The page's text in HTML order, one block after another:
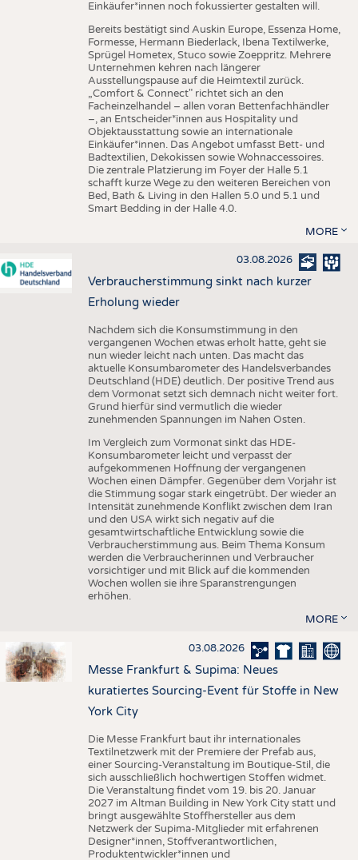
Einkäufer*innen noch fokussierter gestalten will.
Bereits bestätigt sind Auskin Europe, Essenza Home,
Formesse, Hermann Biederlack, Ibena Textilwerke,
Sprügel Hometex, Stuco sowie Zoeppritz. Mehrere
Unternehmen kehren nach längerer
Ausstellungspause auf die Heimtextil zurück.
„Comfort & Connect" richtet sich an den
Facheinzelhandel – allen voran Bettenfachhändler
–, an Entscheider*innen aus Hospitality und
Objektausstattung sowie an internationale
Einkäufer*innen. Das Angebot umfasst Bett- und
Badtextilien, Dekokissen sowie Wohnaccessoires.
Die zentrale Platzierung im Foyer der Halle 5.1
schafft kurze Wege zu den weiteren Bereichen von
Bed, Bath & Living in den Hallen 5.0 und 5.1 und
Smart Bedding in der Halle 4.0.
MORE
03.08.2026
Verbraucherstimmung sinkt nach kurzer
Erholung wieder
Nachdem sich die Konsumstimmung in den
vergangenen Wochen etwas erholt hatte, geht sie
nun wieder leicht nach unten. Das macht das
aktuelle Konsumbarometer des Handelsverbandes
Deutschland (HDE) deutlich. Der positive Trend aus
dem Vormonat setzt sich demnach nicht weiter fort.
Grund hierfür sind vermutlich die wieder
zunehmenden Spannungen im Nahen Osten.
Im Vergleich zum Vormonat sinkt das HDE-
Konsumbarometer leicht und verpasst der
aufgekommenen Hoffnung der vergangenen
Wochen einen Dämpfer. Gegenüber dem Vorjahr ist
die Stimmung sogar stark eingetrübt. Der wieder an
Intensität zunehmende Konflikt zwischen dem Iran
und den USA wirkt sich negativ auf die
gesamtwirtschaftliche Entwicklung sowie die
Verbraucherstimmung aus. Beim Thema Konsum
werden die Verbraucherinnen und Verbraucher
vorsichtiger und mit Blick auf die kommenden
Wochen wollen sie ihre Sparanstrengungen
erhöhen.
MORE
03.08.2026
Messe Frankfurt & Supima: Neues
kuratiertes Sourcing-Event für Stoffe in New
York City
Die Messe Frankfurt baut ihr internationales
Textilnetzwerk mit der Premiere der Prefab aus,
einer Sourcing-Veranstaltung im Boutique-Stil, die
sich ausschließlich hochwertigen Stoffen widmet.
Die Veranstaltung findet vom 19. bis 20. Januar
2027 im Altman Building in New York City statt und
bringt ausgewählte Stoffhersteller aus dem
Netzwerk der Supima-Mitglieder mit erfahrenen
Designer*innen, Stoffverantwortlichen,
Produktentwickler*innen und